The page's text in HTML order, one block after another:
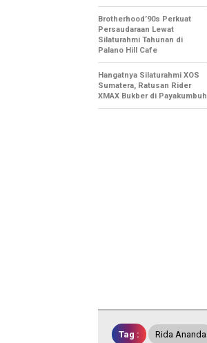
Brotherhood’90s Perkuat
Persaudaraan Lewat
Silaturahmi Tahunan di
Palano Hill Cafe
Hangatnya Silaturahmi XOS
Sumatera, Ratusan Rider
XMAX Bukber di Payakumbuh
Tag : Rida Ananda